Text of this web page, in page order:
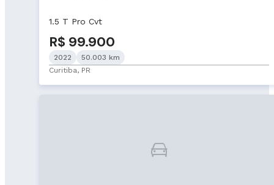
1.5 T Pro Cvt
R$ 99.900
2022
50.003 km
Curitiba, PR